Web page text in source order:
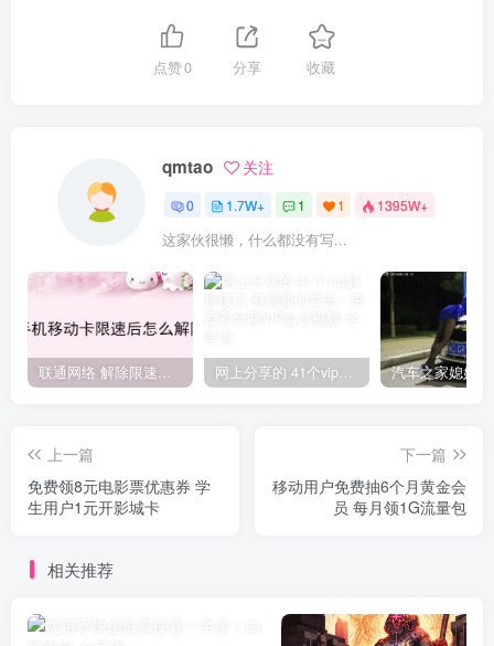
点赞0 分享 收藏
qmtao 关注
0 1.7W+ 1 1 1395W+
这家伙很懒，什么都没有写...
上一篇
免费领8元电影票优惠券 学
生用户1元开影城卡
下一篇
移动用户免费抽6个月黄金会
员 每月领1G流量包
相关推荐